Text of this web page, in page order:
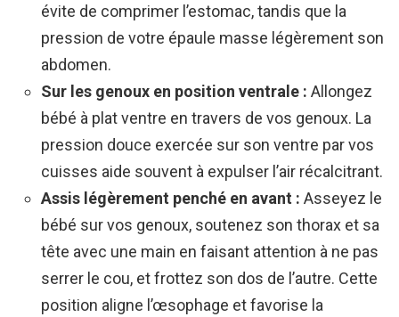
évite de comprimer l’estomac, tandis que la
pression de votre épaule masse légèrement son
abdomen.
Sur les genoux en position ventrale : Allongez
bébé à plat ventre en travers de vos genoux. La
pression douce exercée sur son ventre par vos
cuisses aide souvent à expulser l’air récalcitrant.
Assis légèrement penché en avant : Asseyez le
bébé sur vos genoux, soutenez son thorax et sa
tête avec une main en faisant attention à ne pas
serrer le cou, et frottez son dos de l’autre. Cette
position aligne l’œsophage et favorise la